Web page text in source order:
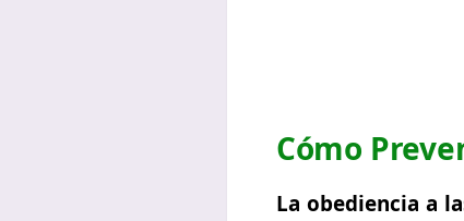
Cómo
La obediencia a